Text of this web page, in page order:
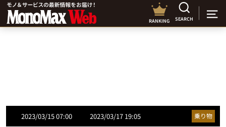
RANKING SEARCH
2023/03/15 07:00 2023/03/17 19:05 乗り物